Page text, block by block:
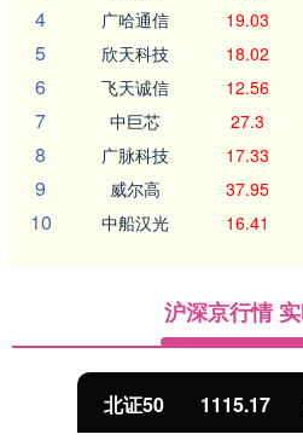
4 广哈通信 19.03
5 欣天科技 18.02
6 飞天诚信 12.56
7 中巨芯 27.3
8 广脉科技 17.33
9 威尔高 37.95
10 中船汉光 16.41
沪深京行情
北证50 1115.17